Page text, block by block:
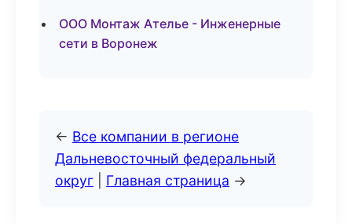
ООО Монтаж Ателье - Инженерные
сети в Воронеж
← Все компании в регионе
Дальневосточный федеральный
округ
Главная страница →